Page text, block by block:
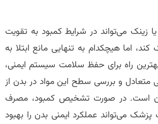
مصرف ویتامین C یا زینک می‌تواند در شرایط کمبود به تقویت
اما هیچکدام به تنهایی مانع ابتلا به
راه برای حفظ سلامت سیستم ایمنی،
متعادل و بررسی سطح این مواد در بدن از
است. در صورت تشخیص کمبود، مصرف
می‌تواند عملکرد ایمنی بدن را بهبود